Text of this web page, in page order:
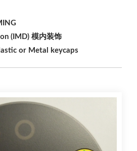
(IMD) 模内装饰
or Metal keycaps